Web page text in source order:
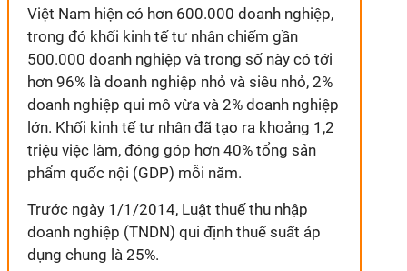
Việt Nam hiện có hơn 600.000 doanh nghiệp,
trong đó khối kinh tế tư nhân chiếm gần
500.000 doanh nghiệp và trong số này có tới
hơn 96% là doanh nghiệp nhỏ và siêu nhỏ, 2%
doanh nghiệp qui mô vừa và 2% doanh nghiệp
lớn. Khối kinh tế tư nhân đã tạo ra khoảng 1,2
triệu việc làm, đóng góp hơn 40% tổng sản
phẩm quốc nội (GDP) mỗi năm.
Trước ngày 1/1/2014, Luật thuế thu nhập
doanh nghiệp (TNDN) qui định thuế suất áp
dụng chung là 25%.